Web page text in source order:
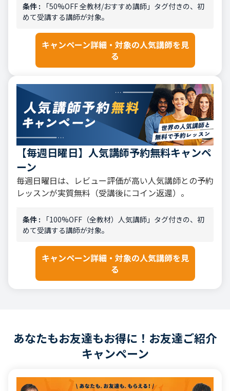
条件 :
「50%OFF 全教材/おすすめ講師」タグ付きの、初
めて受講する講師が対象。
キャンペーン詳細・対象の人気講師を見
る
【毎週日曜日】人気講師予約無料キャンペ
ーン
毎週日曜日は、レビュー評価が高い人気講師との予約
レッスンが実質無料（受講後にコイン返還）。
条件 :
「100%OFF（全教材）人気講師」タグ付きの、初
めて受講する講師が対象。
キャンペーン詳細・対象の人気講師を見
る
あなたもお友達もお得に！お友達ご紹介
キャンペーン